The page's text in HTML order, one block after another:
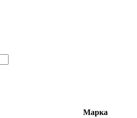
Марка